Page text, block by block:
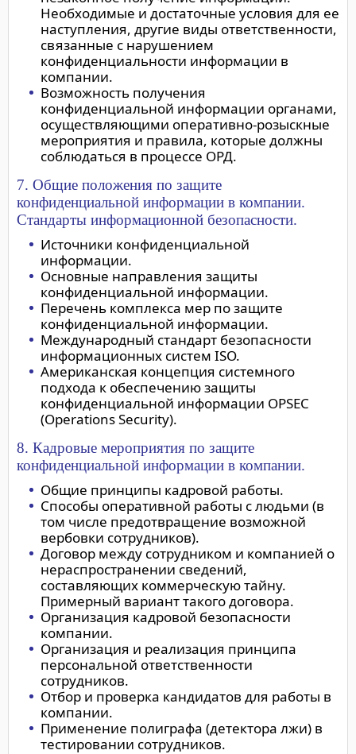
Необходимые и достаточные условия для ее
наступления, другие виды ответственности,
связанные с нарушением
конфиденциальности информации в
компании.
Возможность получения
конфиденциальной информации органами,
осуществляющими оперативно-розыскные
мероприятия и правила, которые должны
соблюдаться в процессе ОРД.
7. Общие положения по защите
конфиденциальной информации в компании.
Стандарты информационной безопасности.
Источники конфиденциальной
информации.
Основные направления защиты
конфиденциальной информации.
Перечень комплекса мер по защите
конфиденциальной информации.
Международный стандарт безопасности
информационных систем ISO.
Американская концепция системного
подхода к обеспечению защиты
конфиденциальной информации OPSEC
(Operations Security).
8. Кадровые мероприятия по защите
конфиденциальной информации в компании.
Общие принципы кадровой работы.
Способы оперативной работы с людьми (в
том числе предотвращение возможной
вербовки сотрудников).
Договор между сотрудником и компанией о
нераспространении сведений,
составляющих коммерческую тайну.
Примерный вариант такого договора.
Организация кадровой безопасности
компании.
Организация и реализация принципа
персональной ответственности
сотрудников.
Отбор и проверка кандидатов для работы в
компании.
Применение полиграфа (детектора лжи) в
тестировании сотрудников.